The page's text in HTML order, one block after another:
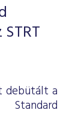
debütált a